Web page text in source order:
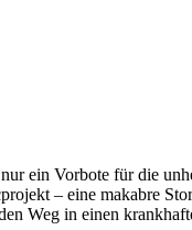
ein Vorbote für die
– eine makabre
Weg in einen